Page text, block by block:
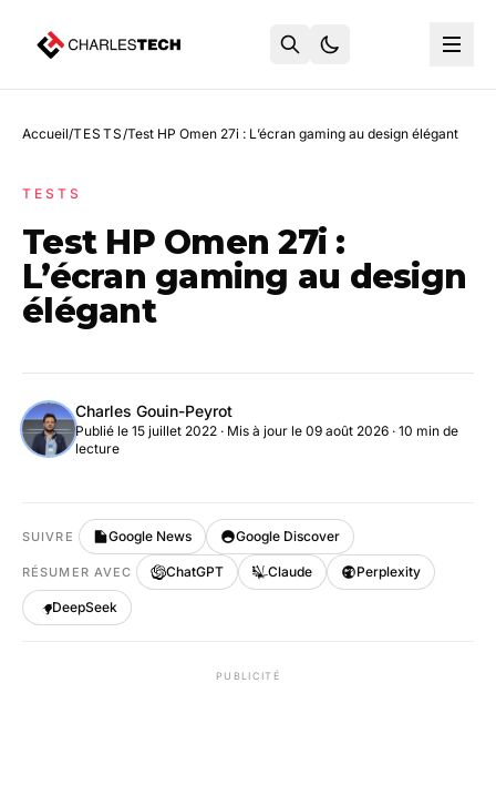
Accueil/TESTS/Test HP Omen 27i : L’écran gaming au design élégant
TESTS
Test HP Omen 27i :
L’écran gaming au design
élégant
Charles Gouin-Peyrot
Publié le 15 juillet 2022 · Mis à jour le 09 août 2026 · 10 min de
lecture
SUIVRE Google News Google Discover
RÉSUMER AVEC ChatGPT Claude Perplexity
DeepSeek
PUBLICITÉ